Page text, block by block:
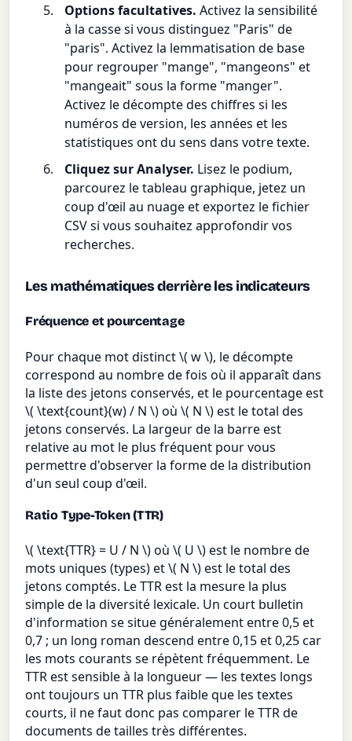
Options facultatives. Activez la sensibilité
à la casse si vous distinguez "Paris" de
"paris". Activez la lemmatisation de base
pour regrouper "mange", "mangeons" et
"mangeait" sous la forme "manger".
Activez le décompte des chiffres si les
numéros de version, les années et les
statistiques ont du sens dans votre texte.
Cliquez sur Analyser. Lisez le podium,
parcourez le tableau graphique, jetez un
coup d'œil au nuage et exportez le fichier
CSV si vous souhaitez approfondir vos
recherches.
Les mathématiques derrière les indicateurs
Fréquence et pourcentage
Pour chaque mot distinct \( w \), le décompte
correspond au nombre de fois où il apparaît dans
la liste des jetons conservés, et le pourcentage est
\( \text{count}(w) / N \) où \( N \) est le total des
jetons conservés. La largeur de la barre est
relative au mot le plus fréquent pour vous
permettre d'observer la forme de la distribution
d'un seul coup d'œil.
Ratio Type-Token (TTR)
\( \text{TTR} = U / N \) où \( U \) est le nombre de
mots uniques (types) et \( N \) est le total des
jetons comptés. Le TTR est la mesure la plus
simple de la diversité lexicale. Un court bulletin
d'information se situe généralement entre 0,5 et
0,7 ; un long roman descend entre 0,15 et 0,25 car
les mots courants se répètent fréquemment. Le
TTR est sensible à la longueur — les textes longs
ont toujours un TTR plus faible que les textes
courts, il ne faut donc pas comparer le TTR de
documents de tailles très différentes.